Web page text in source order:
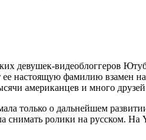
девушек-видеоблоггеров
настоящую фамилию взамен
американцев и много
только о дальнейшем
снимать ролики на русском.